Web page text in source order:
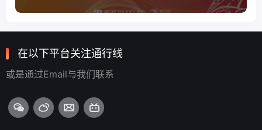
在以下平台关注通行线
或是通过Email与我们联系